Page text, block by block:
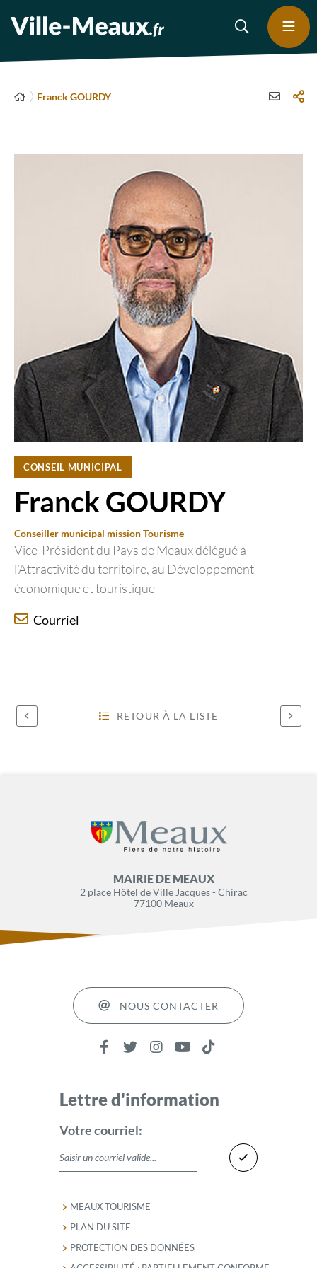
Franck GOURDY
CONSEIL MUNICIPAL
Franck GOURDY
Conseiller municipal mission Tourisme
Vice-Président du Pays de Meaux délégué à
l’Attractivité du territoire, au Développement
économique et touristique
Courriel
RETOUR À LA LISTE
MAIRIE DE MEAUX
2 place Hôtel de Ville Jacques - Chirac
77100 Meaux
NOUS CONTACTER
Lettre d'information
Votre courriel:
MEAUX TOURISME
PLAN DU SITE
PROTECTION DES DONNÉES